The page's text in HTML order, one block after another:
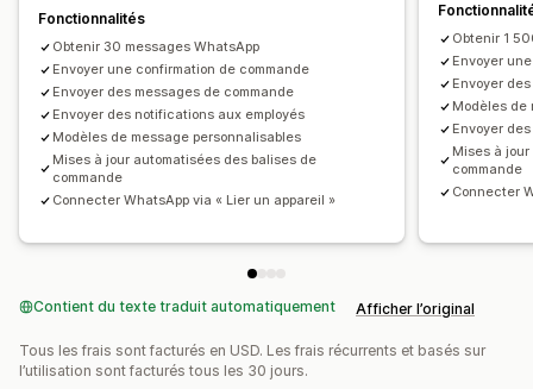
Fonctionnalités
Obtenir 30 messages WhatsApp
Envoyer une confirmation de commande
Envoyer des messages de commande
Envoyer des notifications aux employés
Modèles de message personnalisables
Mises à jour automatisées des balises de
commande
Connecter WhatsApp via « Lier un appareil »
Obtenir 1
Envoyer
Envoyer
Modèles de
Envoyer
Mises à
commande
Connecter
Contient du texte traduit automatiquement Afficher l’original
Tous les frais sont facturés en USD. Les frais récurrents et basés sur
l’utilisation sont facturés tous les 30 jours.